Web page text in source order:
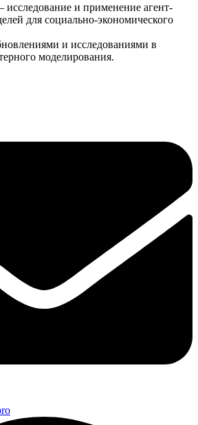
и применение агент-
для социально-экономического
и исследованиями в
моделирования.